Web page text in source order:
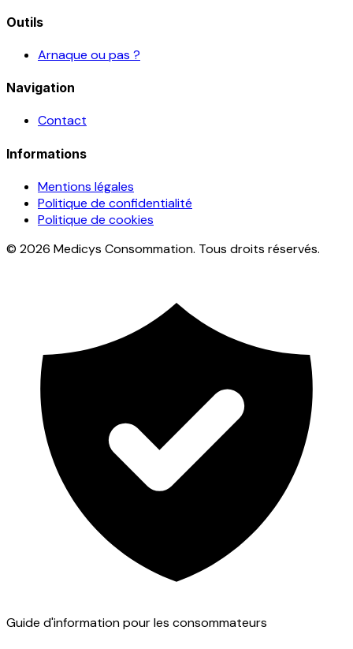
Outils
Arnaque ou pas ?
Navigation
Contact
Informations
Mentions légales
Politique de confidentialité
Politique de cookies
© 2026 Medicys Consommation. Tous droits réservés.
Guide d'information pour les consommateurs